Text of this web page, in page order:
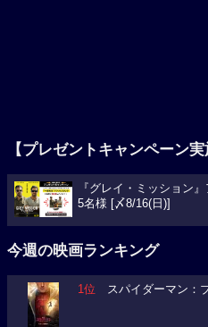
【プレゼントキャンペーン実
『グレイ・ミッション
5名様 [〆8/16(日)]
今週の映画ランキング
1位 スパイダーマン：